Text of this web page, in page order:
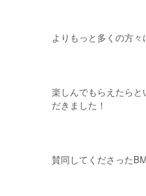
よりもっと多くの方々
楽しんでもらえたら
だきました！
賛同してくださった